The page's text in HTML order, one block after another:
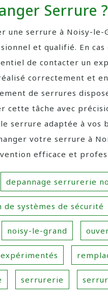
Serrure ?
une serrure à Noisy-
et qualifié. En cas
de contacter un
correctement et
de serrures
cette tâche avec
serrure adaptée à vos
votre serrure à
efficace et
depannage serrurerie
de systèmes de sécurité
noisy-le-grand
serrurerie